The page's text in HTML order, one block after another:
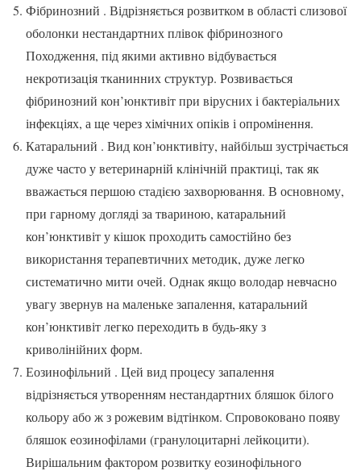
Фібринозний . Відрізняється розвитком в області слизової
оболонки нестандартних плівок фібринозного
Походження, під якими активно відбувається
некротизація тканинних структур. Розвивається
фібринозний кон’юнктивіт при вірусних і бактеріальних
інфекціях, а ще через хімічних опіків і опромінення.
Катаральний . Вид кон’юнктивіту, найбільш зустрічається
дуже часто у ветеринарній клінічній практиці, так як
вважається першою стадією захворювання. В основному,
при гарному догляді за твариною, катаральний
кон’юнктивіт у кішок проходить самостійно без
використання терапевтичних методик, дуже легко
систематично мити очей. Однак якщо володар невчасно
увагу звернув на маленьке запалення, катаральний
кон’юнктивіт легко переходить в будь-яку з
криволінійних форм.
Еозинофільний . Цей вид процесу запалення
відрізняється утворенням нестандартних бляшок білого
кольору або ж з рожевим відтінком. Спровоковано появу
бляшок еозинофілами (гранулоцитарні лейкоцити).
Вирішальним фактором розвитку еозинофільного